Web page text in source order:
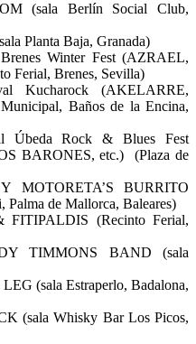
(sala Berlín Social Club,
Planta Baja, Granada)
Winter Fest (AZRAEL,
Ferial, Brenes, Sevilla)
Kucharock (AKELARRE,
Baños de la Encina,
Úbeda Rock & Blues Fest
BARONES, etc.) (Plaza de
MOTORETA’S BURRITO
de Mallorca, Baleares)
FITIPALDIS (Recinto Ferial,
TIMMONS BAND (sala
(sala Estraperlo, Badalona,
(sala Whisky Bar Los Picos,